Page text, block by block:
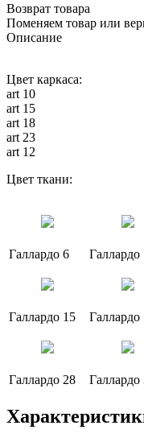
Возврат товара
Поменяем товар или
Описание
Цвет каркаса:
art 10
art 15
art 18
art 23
art 12
Цвет ткани:
Галлардо 6 Галлардо
Галлардо 15 Галлардо
Галлардо 28 Галлардо